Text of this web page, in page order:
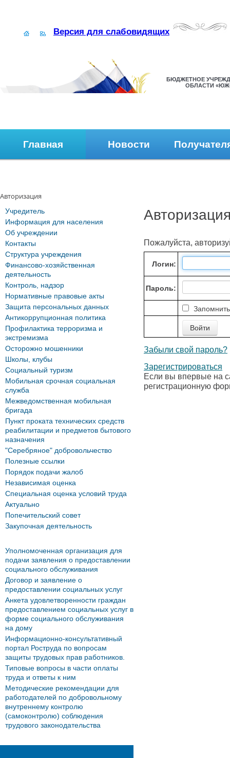
Версия для слабовидящих
БЮДЖЕТНОЕ
ОБЛАСТИ
Главная Новости
Авторизация
Пожалуйста,
Логин:
Пароль:
Забыли свой пароль?
Зарегистрироваться
Если вы впервые на
регистрационную
Учредитель
Информация для населения
Об учреждении
Контакты
Структура учреждения
Финансово-хозяйственная
деятельность
Контроль, надзор
Нормативные правовые акты
Защита персональных данных
Антикоррупционная политика
Профилактика терроризма и
экстремизма
Осторожно мошенники
Школы, клубы
Социальный туризм
Мобильная срочная социальная
служба
Межведомственная мобильная
бригада
Пункт проката технических средств
реабилитации и предметов бытового
назначения
"Серебряное" добровольчество
Полезные ссылки
Порядок подачи жалоб
Независимая оценка
Специальная оценка условий труда
Актуально
Попечительский совет
Закупочная деятельность
Уполномоченная организация для
подачи заявления о предоставлении
социального обслуживания
Договор и заявление о
предоставлении социальных услуг
Анкета удовлетворенности граждан
предоставлением социальных услуг в
форме социального обслуживания
на дому
Информационно-консультативный
портал Роструда по вопросам
защиты трудовых прав работников.
Типовые вопросы в части оплаты
труда и ответы к ним
Методические рекомендации для
работодателей по добровольному
внутреннему контролю
(самоконтролю) соблюдения
трудового законодательства